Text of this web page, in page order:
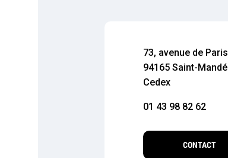
73, avenue de Paris
94165 Saint-Mandé
Cedex
01 43 98 82 62
CONTACT